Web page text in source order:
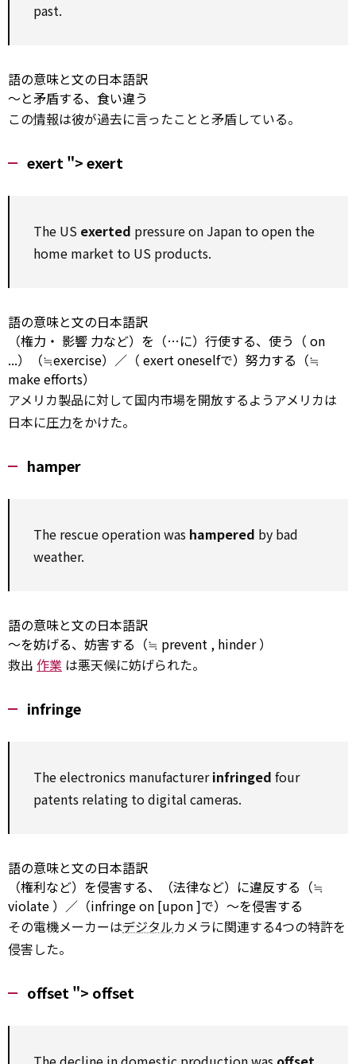
past.
語の意味と文の日本語訳
～と矛盾する、食い違う
この情報は彼が過去に言ったことと矛盾している。
exert ">exert
The US exerted pressureon Japan toopen the
home market to US products.
語の意味と文の日本語訳
（権力・ 影響 力など）を（…に）行使する、使う（ on
...）（≒exercise）／（ exertoneselfで）努力する（≒
makeefforts）
アメリカ製品に対して国内市場を開放するようアメリカは
日本に圧力をかけた。
hamper
The rescueoperationwas hampered by bad
weather.
語の意味と文の日本語訳
～を妨げる、妨害する（≒ prevent , hinder）
救出 作業 は悪天候に妨げられた。
infringe
Theelectronics manufacturer infringed four
patents relating todigital cameras.
語の意味と文の日本語訳
（権利など）を侵害する、（法律など）に違反する（≒
violate ）／（infringeon [upon]で）～を侵害する
その電機メーカーはデジタルカメラに関連する4つの特許を
侵害した。
offset "> offset